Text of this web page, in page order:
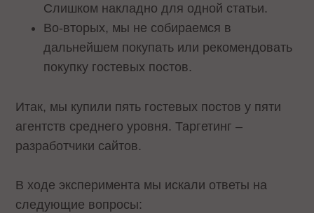
Слишком накладно для одной статьи.
Во-вторых, мы не собираемся в
дальнейшем покупать или рекомендовать
покупку гостевых постов.
Итак, мы купили пять гостевых постов у пяти
агентств среднего уровня. Таргетинг –
разработчики сайтов.
В ходе эксперимента мы искали ответы на
следующие вопросы: